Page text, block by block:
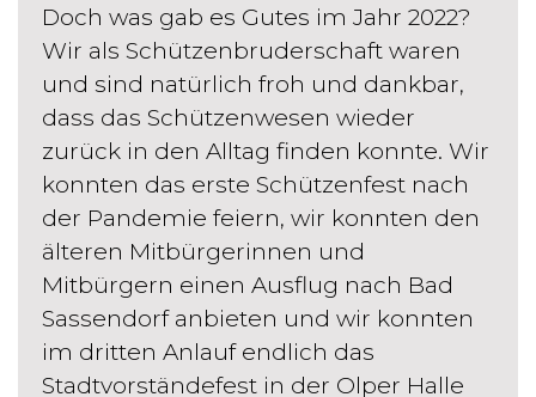
Doch was gab es Gutes im Jahr 2022?
Wir als Schützenbruderschaft waren
und sind natürlich froh und dankbar,
dass das Schützenwesen wieder
zurück in den Alltag finden konnte. Wir
konnten das erste Schützenfest nach
der Pandemie feiern, wir konnten den
älteren Mitbürgerinnen und
Mitbürgern einen Ausflug nach Bad
Sassendorf anbieten und wir konnten
im dritten Anlauf endlich das
Stadtvorständefest in der Olper Halle